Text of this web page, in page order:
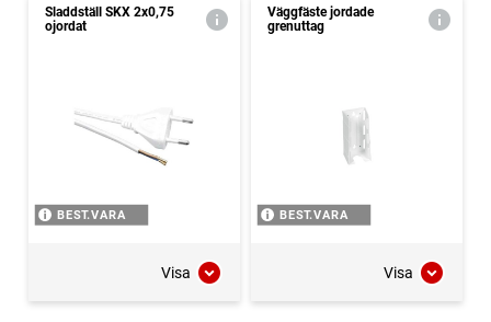
Sladdställ SKX 2x0,75
ojordat
BEST.VARA
Visa
Väggfäste jordade
grenuttag
BEST.VARA
Visa